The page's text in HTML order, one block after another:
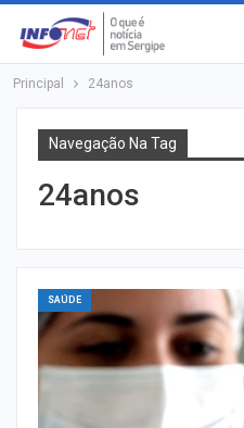
Principal 24anos
Navegação Na Tag
24anos
SAÚDE